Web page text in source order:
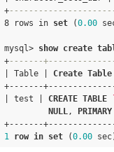
+
8 rows in set (0.00
mysql> show create
+-------
| Table | Create Table
+-------
| test | CREATE TABLE
NULL , PRIMARY
1
row in set (0.00